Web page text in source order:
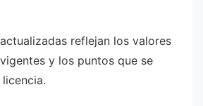
reflejan los valores
y los puntos que se